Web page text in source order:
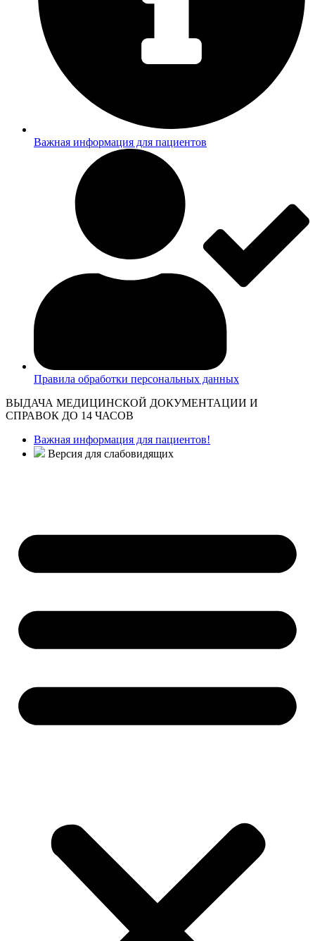
Важная информация для пациентов
Правила обработки персональных данных
ВЫДАЧА МЕДИЦИНСКОЙ ДОКУМЕНТАЦИИ И
СПРАВОК ДО 14 ЧАСОВ
Важная информация для пациентов!
Версия для слабовидящих